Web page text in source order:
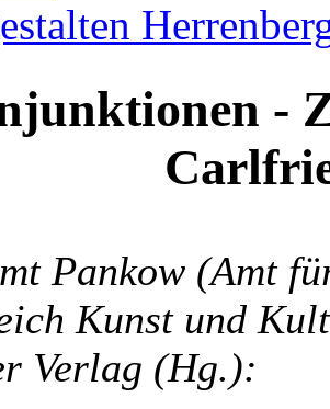
-
Pankow (Amt
Kunst und
Verlag (Hg.):